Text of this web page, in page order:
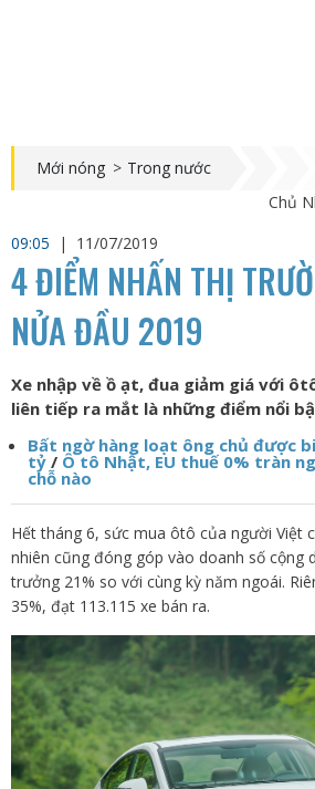
Mới nóng > Trong nước
Chủ
09:05
| 11/07/2019
4 ĐIỂM NHẤN THỊ
NỬA ĐẦU 2019
Xe nhập về ồ ạt, đua giảm giá với
liên tiếp ra mắt là những điểm nổi
Bất ngờ hàng loạt ông chủ được
tỷ / Ô tô Nhật, EU thuế 0% tràn
chỗ nào
Hết tháng 6, sức mua ôtô của người Việt
nhiên cũng đóng góp vào doanh số cộng
trưởng 21% so với cùng kỳ năm ngoái.
35%, đạt 113.115 xe bán ra.